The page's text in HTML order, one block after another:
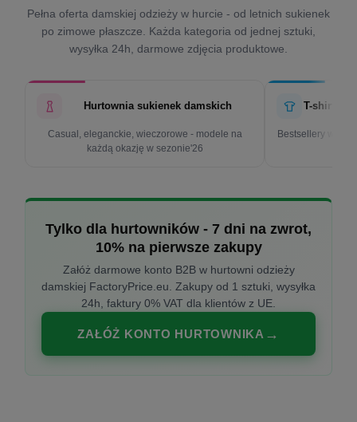
Pełna oferta damskiej odzieży w hurcie - od letnich sukienek
po zimowe płaszcze. Każda kategoria od jednej sztuki,
wysyłka 24h, darmowe zdjęcia produktowe.
Hurtownia sukienek damskich
Casual, eleganckie, wieczorowe - modele na
każdą okazję w sezonie'26
T-shirty
Bestsellery w
Tylko dla hurtowników - 7 dni na zwrot,
10% na pierwsze zakupy
Załóż darmowe konto B2B w hurtowni odzieży
damskiej FactoryPrice.eu. Zakupy od 1 sztuki, wysyłka
24h, faktury 0% VAT dla klientów z UE.
ZAŁÓŻ KONTO HURTOWNIKA